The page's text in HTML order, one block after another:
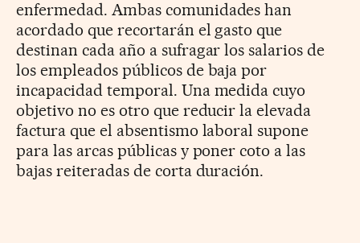
enfermedad. Ambas comunidades han
acordado que recortarán el gasto que
destinan cada año a sufragar los salarios de
los empleados públicos de baja por
incapacidad temporal. Una medida cuyo
objetivo no es otro que reducir la elevada
factura que el absentismo laboral supone
para las arcas públicas y poner coto a las
bajas reiteradas de corta duración.